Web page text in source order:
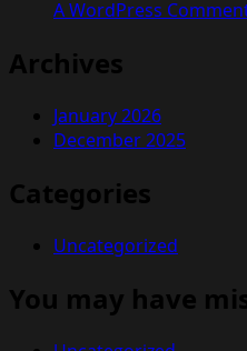
A WordPress
Archives
January 2026
December 2025
Categories
Uncategorized
You may have